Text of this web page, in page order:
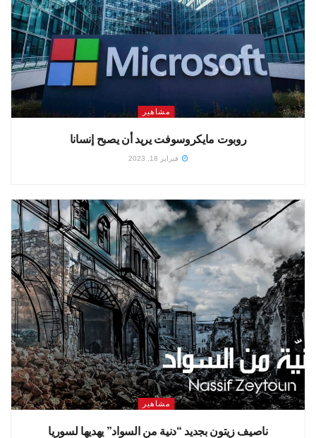
مشاهير
روبوت مايكروسوفت يريد أن يصبح إنسانا
فبراير 18, 2023
مشاهير
ناصيف زيتون بجديد “دنية من السواد” يهديها لسوريا